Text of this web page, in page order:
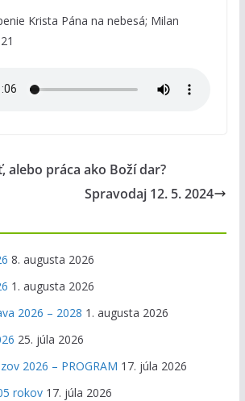
Krista Pána na nebesá; Milan
alebo práca ako Boží dar?
Spravodaj 12. 5. 2024
8. augusta 2026
1. augusta 2026
2026 – 2028 1. augusta 2026
25. júla 2026
2026 – PROGRAM 17. júla 2026
rokov 17. júla 2026